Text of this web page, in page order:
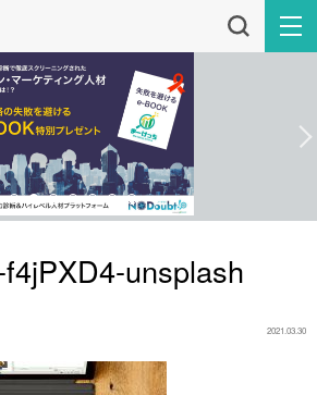
unsplash
2021.03.30